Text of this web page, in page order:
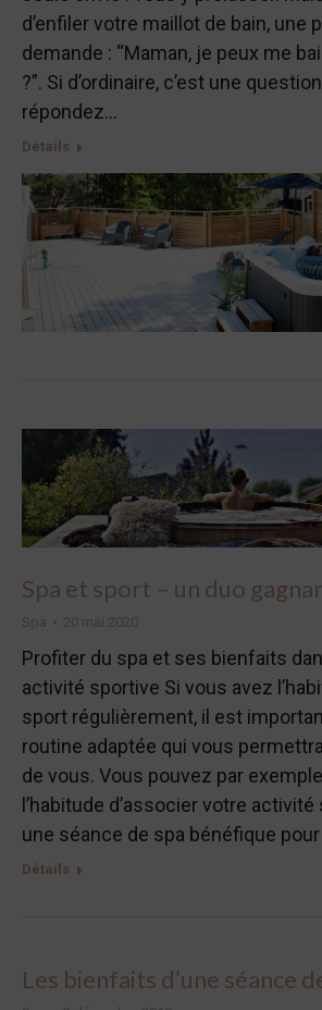
d’enfiler votre maillot de bain, une
demande : “Maman, je peux me
?”. Si d’ordinaire, c’est une
répondez…
Détails
Spa et sport – un duo
Profiter du spa et ses bienfaits
activité sportive Si vous avez
sport régulièrement, il est
routine adaptée qui vous
de vous. Vous pouvez par
l’habitude d’associer votre
une séance de spa bénéfique
Détails
Les bienfaits d’une séance